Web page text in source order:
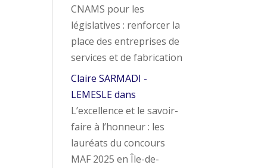
CNAMS pour les
législatives : renforcer la
place des entreprises de
services et de fabrication
Claire SARMADI -
LEMESLEdans
L’excellence et le savoir-
faire à l’honneur : les
lauréats du concours
MAF 2025 en Île-de-